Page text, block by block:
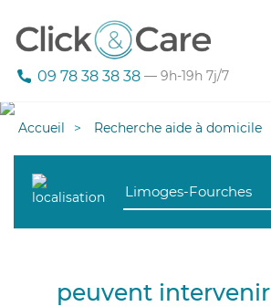
09 78 38 38 38 — 9h-19h 7j/7
Accueil Recherche aide à domicile
peuvent intervenir